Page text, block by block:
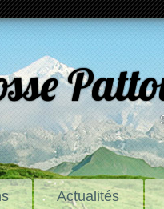
Actualités